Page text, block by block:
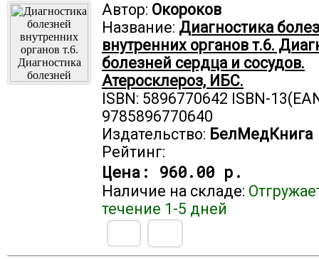
Автор: Окороков
Название: Диагностика
внутренних органов т.6.
болезней сердца и сосудов.
Атеросклероз, ИБС.
ISBN: 5896770642 ISBN-
9785896770640
Издательство: БелМедКнига
Рейтинг:
Цена: 960.00 р.
Наличие на складе:
течение 1-5 дней